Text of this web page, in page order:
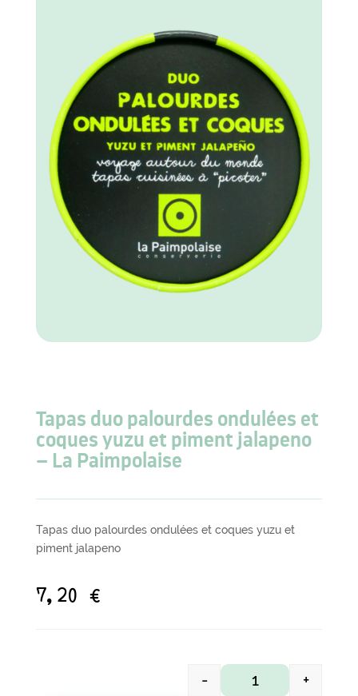
Tapas duo palourdes ondulées et
coques yuzu et piment jalapeno
– La Paimpolaise
Tapas duo palourdes ondulées et coques yuzu et
piment jalapeno
7,20 €
quantité de Tapas
- +